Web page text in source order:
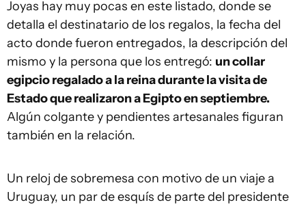
Joyas hay muy pocas en este listado, donde se
detalla el destinatario de los regalos, la fecha del
acto donde fueron entregados, la descripción del
mismo y la persona que los entregó: un collar
egipcio regalado a la reina durante la visita de
Estado que realizaron a Egipto en septiembre.
Algún colgante y pendientes artesanales figuran
también en la relación.
Un reloj de sobremesa con motivo de un viaje a
Uruguay, un par de esquís de parte del presidente